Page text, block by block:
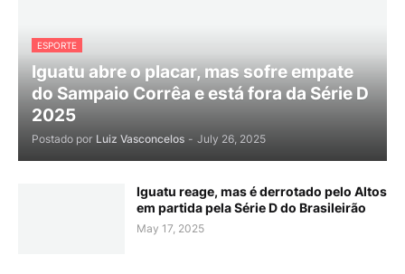
ESPORTE
Iguatu abre o placar, mas sofre empate
do Sampaio Corrêa e está fora da Série D
2025
Postado por Luiz Vasconcelos - July 26, 2025
Iguatu reage, mas é derrotado pelo Altos
em partida pela Série D do Brasileirão
May 17, 2025